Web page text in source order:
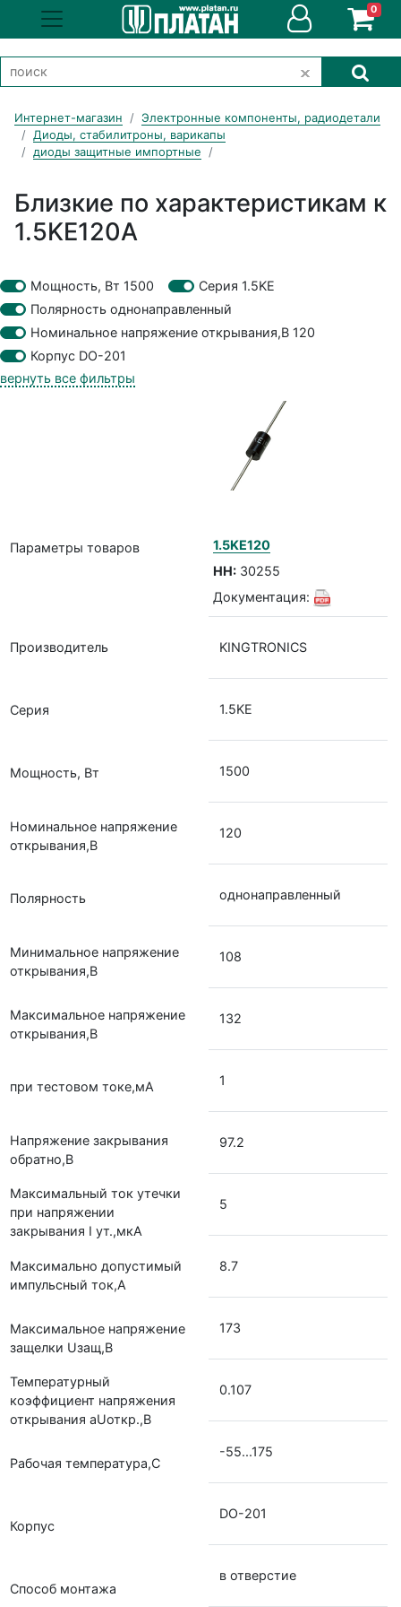
0
Интернет-магазин
Электронные компоненты, радиодетали
Диоды, стабилитроны, варикапы
диоды защитные импортные
Близкие по характеристикам к
1.5KE120A
Мощность, Вт 1500
Серия 1.5KE
Полярность однонаправленный
Номинальное напряжение открывания,В 120
Корпус DO-201
вернуть все фильтры
Параметры товаров
1.5KE120
НН:30255
Документация:
Производитель
Серия
Мощность, Вт
Номинальное напряжение
открывания,В
Полярность
Минимальное напряжение
открывания,В
Максимальное напряжение
открывания,В
при тестовом токе,мА
Напряжение закрывания
обратно,В
Максимальный ток утечки
при напряжении
закрывания I ут.,мкА
Максимально допустимый
импульсный ток,А
Максимальное напряжение
защелки Uзащ,В
Температурный
коэффициент напряжения
открывания аUоткр.,В
Рабочая температура,С
Корпус
Способ монтажа
KINGTRONICS
1.5KE
1500
120
однонаправленный
108
132
1
97.2
5
8.7
173
0.107
-55...175
DO-201
в отверстие